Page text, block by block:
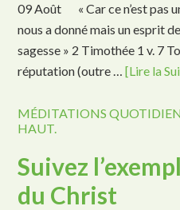
09 Août « Car ce n’est pas
nous a donné mais un esprit
sagesse » 2 Timothée 1 v. 7
réputation (outre …[Lire la
MÉDITATIONS
HAUT.
Suivez
du Christ